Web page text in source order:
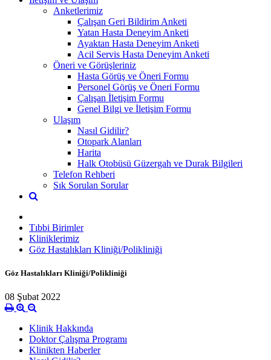
Anketlerimiz
Çalışan Geri Bildirim Anketi
Yatan Hasta Deneyim Anketi
Ayaktan Hasta Deneyim Anketi
Acil Servis Hasta Deneyim Anketi
Öneri ve Görüşleriniz
Hasta Görüş ve Öneri Formu
Personel Görüş ve Öneri Formu
Çalışan İletişim Formu
Genel Bilgi ve İletişim Formu
Ulaşım
Nasıl Gidilir?
Otopark Alanları
Harita
Halk Otobüsü Güzergah ve Durak Bilgileri
Telefon Rehberi
Sık Sorulan Sorular
Tıbbi Birimler
Kliniklerimiz
Göz Hastalıkları Kliniği/Polikliniği
Göz Hastalıkları Kliniği/Polikliniği
08 Şubat 2022
Klinik Hakkında
Doktor Çalışma Programı
Klinikten Haberler